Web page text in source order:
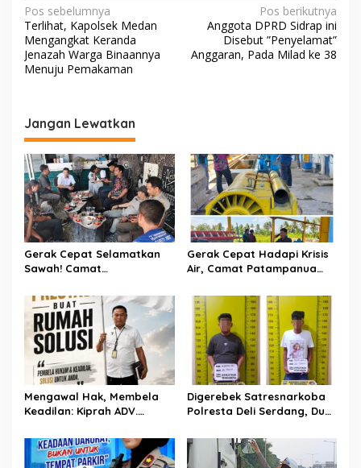
N
a
v
i
a
s
i
p
o
s
Pos sebelumnya
Terlihat, Kapolsek Medan
Mengangkat Keranda
Jenazah Warga Binaannya
Menuju Pemakaman
Pos berikutnya
Anggota DPRD Sidrap ini
Disebut ”Penyelamat”
Anggaran, Pada Milad ke 38
Jangan Lewatkan
Gerak Cepat Selamatkan
Sawah! Camat
Kementerian Bahas Solusi
Debit Air Irigasi Watang
Sawitto Menulis
Gerak Cepat Hadapi Krisis
Air, Camat Patampanua
Demi Selamatkan Ribuan
Hektare Sawah Warga
Mengawal Hak, Membela
Keadilan: Kiprah ADV.
Solusi
Digerebek Satresnarkoba
Polresta Deli Serdang, Dua
Merbau Dibekuk